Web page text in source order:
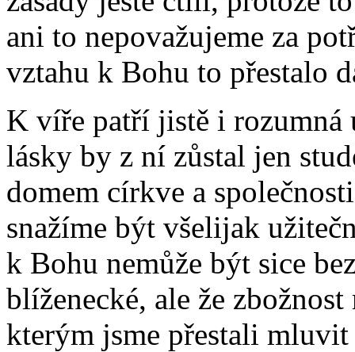
ani to nepovažujeme za
vztahu k Bohu to přestalo
K víře patří jistě i rozumná
lásky by z ní zůstal jen
domem církve a
snažíme být všelijak
k Bohu nemůže být sice
blíženecké, ale že
kterým jsme přestali